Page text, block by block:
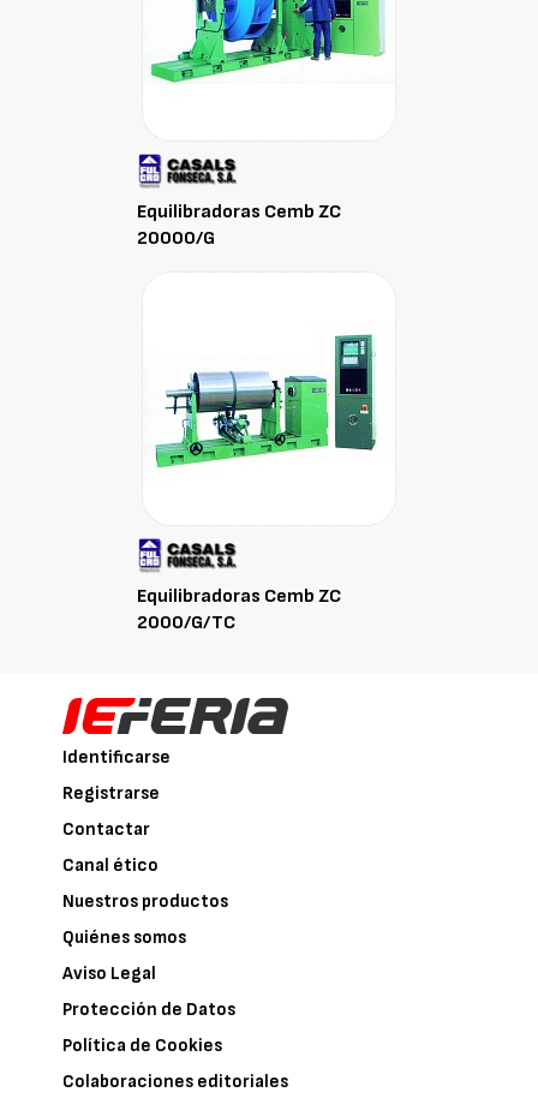
Equilibradoras Cemb ZC
20000/G
Equilibradoras Cemb ZC
2000/G/TC
Identificarse
Registrarse
Contactar
Canal ético
Nuestros productos
Quiénes somos
Aviso Legal
Protección de Datos
Política de Cookies
Colaboraciones editoriales